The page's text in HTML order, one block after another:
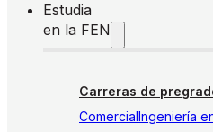
Estudia
en la FEN
Carreras de
ComercialIngeniería